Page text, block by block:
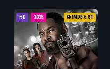
HD 2025 IMDB 6.81